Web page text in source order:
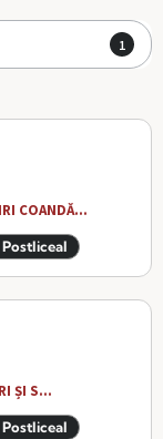
1
COANDĂ...
ȘI S...